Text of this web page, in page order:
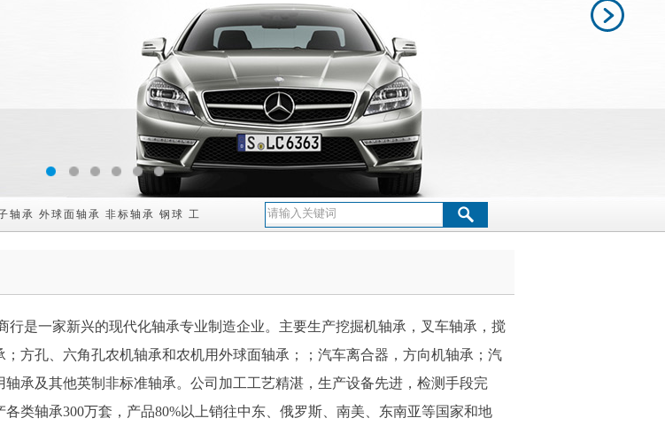
5
轴承 外球面轴承 非标轴承 钢球 工程机械配件 关节轴承 轧机轴承 滚针轴承
行是一家新兴的现代化轴承专业制造企业。主要生产挖掘机轴承，叉车轴承，搅
；方孔、六角孔农机轴承和农机用外球面轴承；；汽车离合器，方向机轴承；汽
轴承及其他英制非标准轴承。公司加工工艺精湛，生产设备先进，检测手段完
类轴承300万套，产品80%以上销往中东、俄罗斯、南美、东南亚等国家和地